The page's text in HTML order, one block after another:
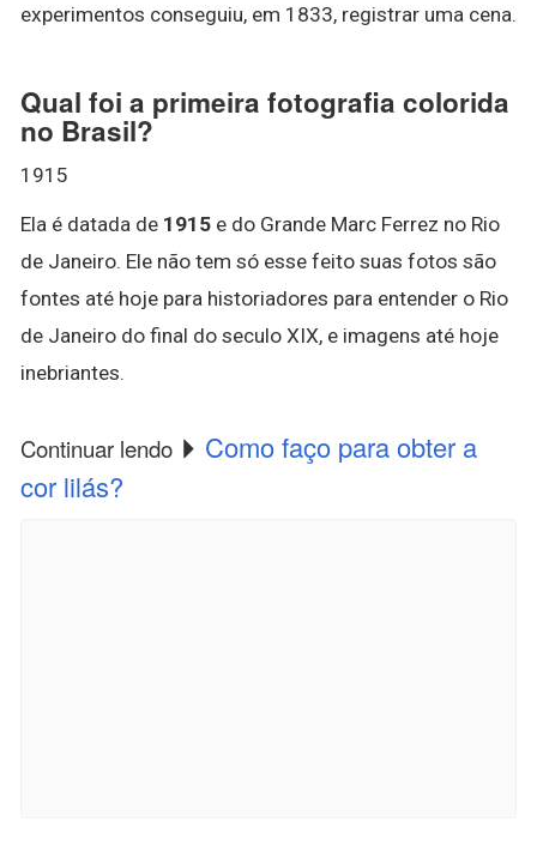
experimentos conseguiu, em 1833, registrar uma cena.
Qual foi a primeira fotografia colorida
no Brasil?
1915
Ela é datada de 1915 e do Grande Marc Ferrez no Rio
de Janeiro. Ele não tem só esse feito suas fotos são
fontes até hoje para historiadores para entender o Rio
de Janeiro do final do seculo XIX, e imagens até hoje
inebriantes.
Continuar lendo
Como faço para obter a
cor lilás?